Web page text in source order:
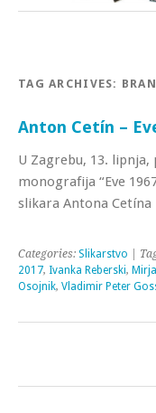
TAG ARCHIVES:
Anton Cetín –
U Zagrebu, 13.
monografija “Eve
slikara Antona Cetína
Categories: Slikarstvo |
2017, Ivanka Reberski,
Osojnik, Vladimir Peter